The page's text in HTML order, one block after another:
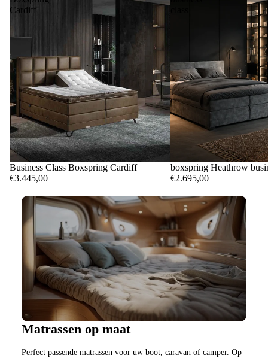
Cardiff
Business Class Boxspring Cardiff
€3.445,00
boxspring Heathrow
€2.695,00
Matrassen op maat
Perfect passende matrassen voor uw boot, caravan of camper. Op